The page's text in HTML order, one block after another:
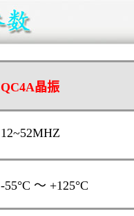
QC4A晶振
12~52MHZ
-55°C ～ +125°C